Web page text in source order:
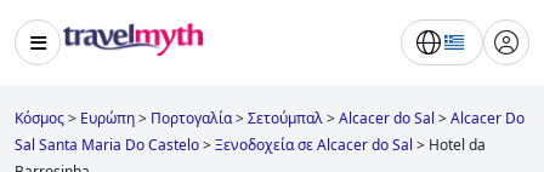
Κόσμος> Ευρώπη> Πορτογαλία>Σετούμπαλ>Alcacer do Sal >Alcacer Do
Sal Santa Maria Do Castelo>Ξενοδοχεία σε Alcacer do Sal > Hotel da